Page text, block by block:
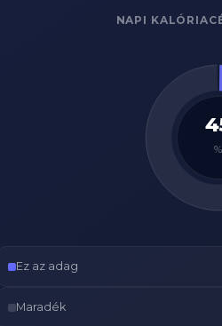
NAPI
%
Ez az adag
Maradék